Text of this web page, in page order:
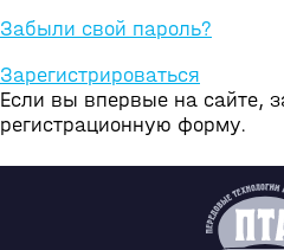
Забыли свой пароль?
Зарегистрироваться
Если вы впервые на сайте,
регистрационную форму.